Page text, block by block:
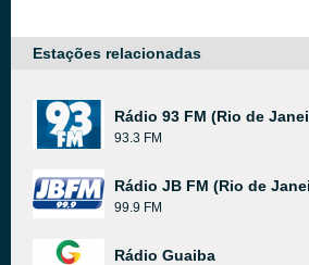
Estações relacionadas
Rádio 93 FM (Rio de
93.3 FM
Rádio JB FM (Rio de
99.9 FM
Rádio Guaiba